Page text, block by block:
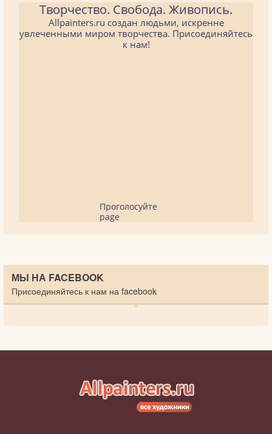
Творчество. Свобода. Живопись.
Allpainters.ru создан людьми, искренне
увлеченными миром творчества. Присоединяйтесь
к нам!
Проголосуйте
page
МЫ НА FACEBOOK
Присоединяйтесь к нам на facebook